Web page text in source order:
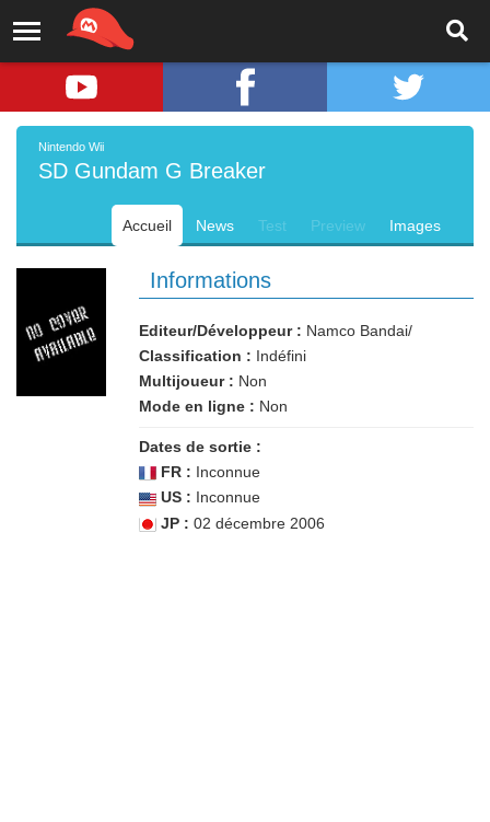
Nintendo Wii
SD Gundam G Breaker
Accueil News Test Preview Images
Informations
Editeur/Développeur : Namco Bandai/
Classification : Indéfini
Multijoueur : Non
Mode en ligne : Non
Dates de sortie :
FR : Inconnue
US : Inconnue
JP : 02 décembre 2006